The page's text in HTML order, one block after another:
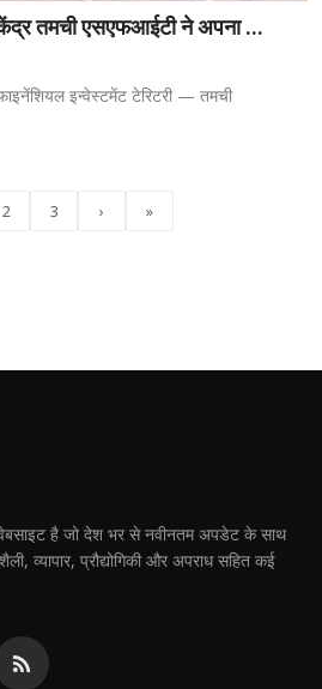
केंद्र तमची एसएफआईटी ने अपना ...
इन्वेस्टमेंट टेरिटरी — तमची
2 3 › »
वेबसाइट है जो देश भर से नवीनतम अपडेट के साथ
व्यापार, प्रौद्योगिकी और अपराध सहित कई